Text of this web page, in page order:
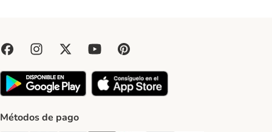
Métodos de pago